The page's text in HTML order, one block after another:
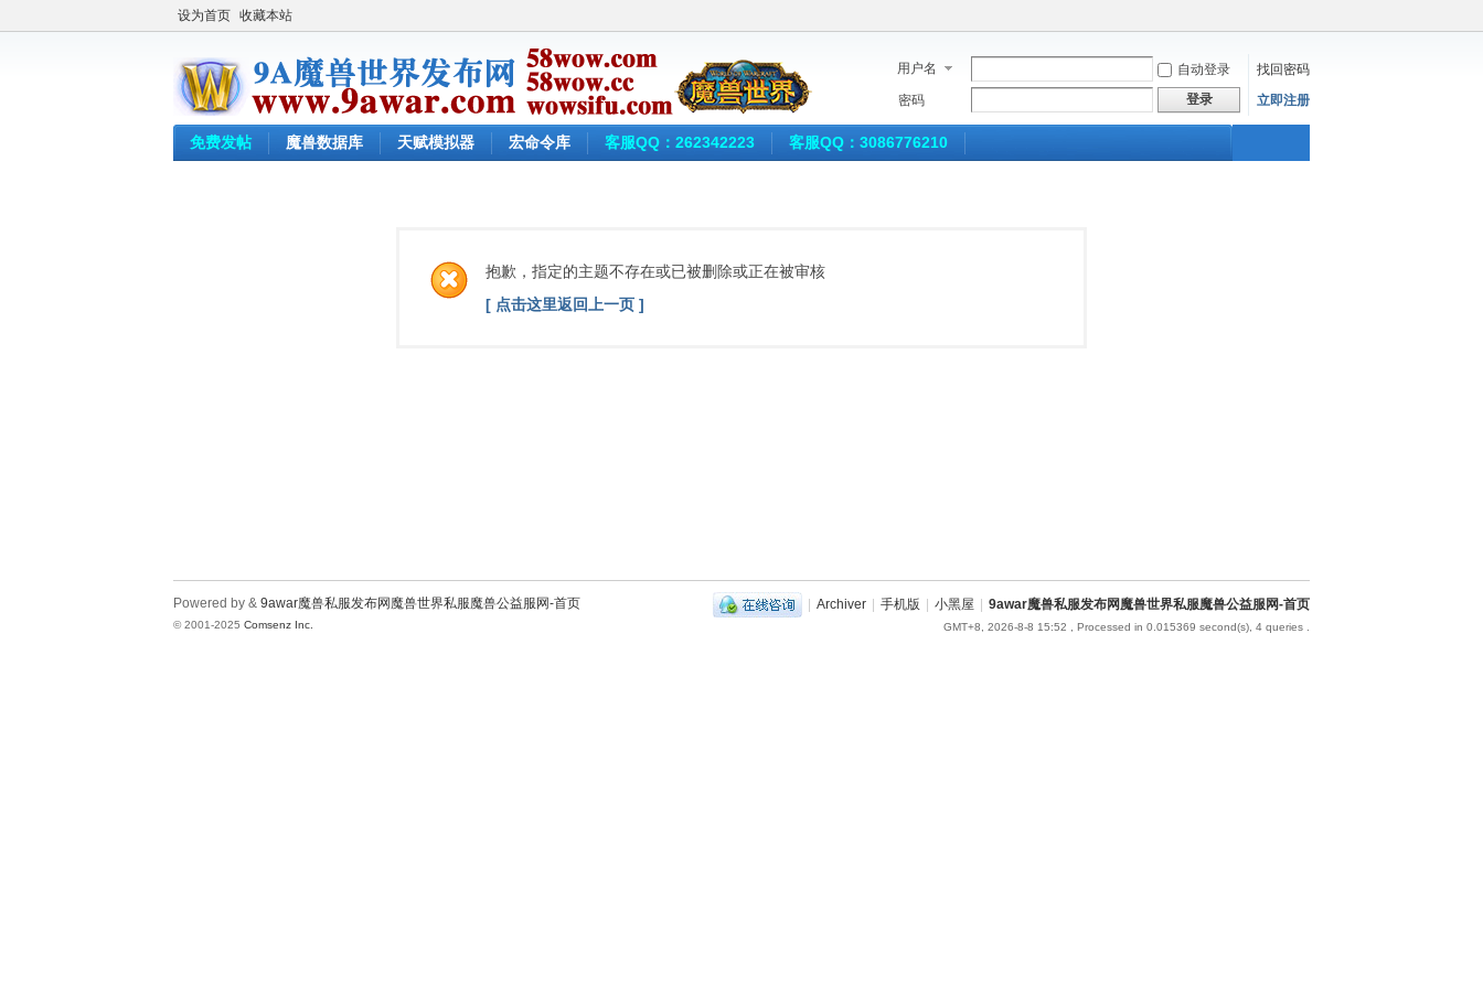
设为首页 收藏本站
用户名 自动登录
找回密码
密码
登录 立即注册
免费发帖 魔兽数据库 天赋模拟器 宏命令库 客服QQ：262342223 客服QQ：3086776210
抱歉，指定的主题不存在或已被删除或正在被审核
[ 点击这里返回上一页 ]
| Archiver | 手机版 | 小黑屋 | 9awar魔兽私服发布网魔兽世界私服魔兽公益服网-首页
GMT+8, 2026-8-8 15:52 , Processed in 0.015369 second(s), 4 queries .
Powered by & 9awar魔兽私服发布网魔兽世界私服魔兽公益服网-首页
© 2001-2025 Comsenz Inc.